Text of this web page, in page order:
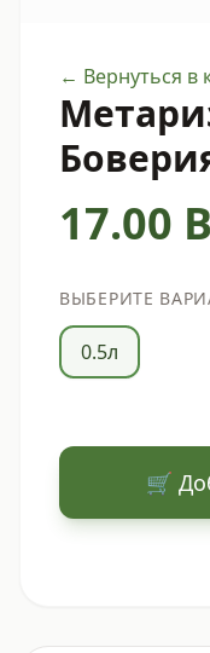
← Вернуться в
17.00
ВЫБЕРИТЕ
0.5л
🛒